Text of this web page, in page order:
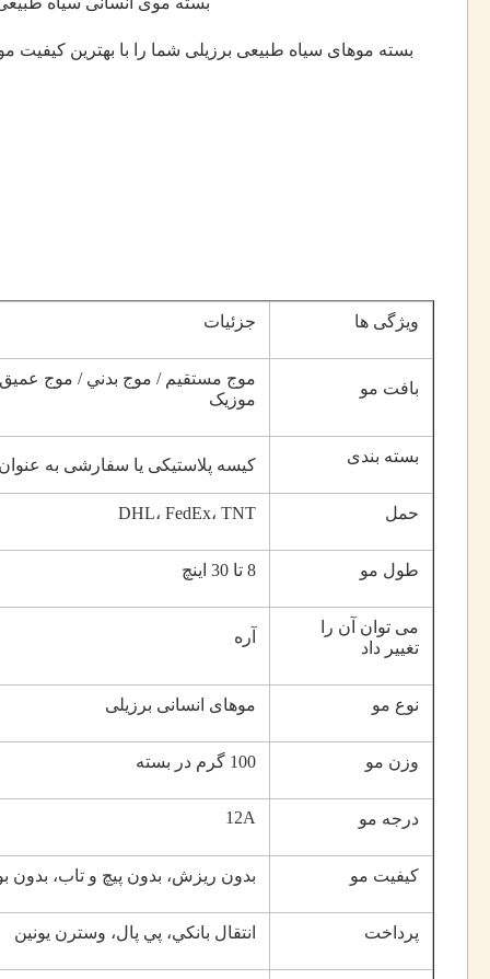
بسته موهای سیاه طبیعی برزیلی شما را با بهترین کیفیت
ویژگی ها جزئیات
بافت مو
موج مستقيم / موج بدني / موج
موزيک
بسته بندی کیسه پلاستیکی یا سفارشی به عنوان
حمل DHL، FedEx، TNT
طول مو 8 تا 30 اينچ
می توان آن را
تغییر داد
آره
نوع مو موهای انسانی برزیلی
وزن مو 100 گرم در بسته
درجه مو 12A
کیفیت مو بدون ریزش، بدون پیچ و تاب، بدون
پرداخت انتقال بانکي، پي پال، وسترن يونين